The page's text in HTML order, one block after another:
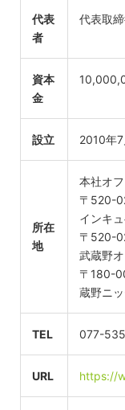
代表
者
代表取
資本
金
設立 2010年
所在
地
本社オ
〒520-
インキ
〒520-
武蔵野
〒180-
蔵野ニ
TEL 077-
URL https://